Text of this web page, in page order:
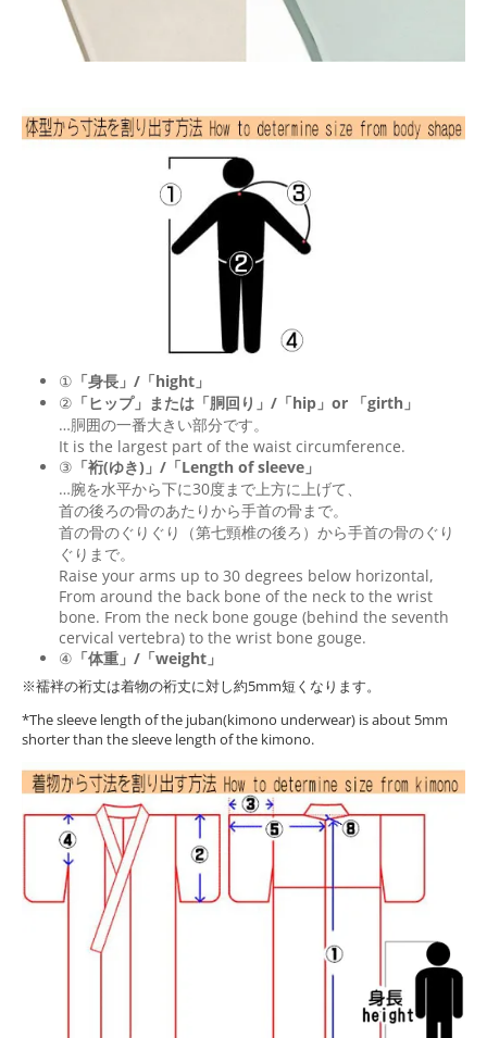
① 「身長」/「hight」
② 「ヒップ」または「胴回り」/「hip 」or 「girth 」
…胴囲の一番大きい部分です。
It is the largest part of the waist circumference.
③ 「裄(ゆき)」/「Length of sleeve」
…腕を水平から下に30度まで上方に上げて、
首の後ろの骨のあたりから手首の骨まで。
首の骨のぐりぐり（第七頸椎の後ろ）から手首の骨のぐり
ぐりまで。
Raise your arms up to 30 degrees below horizontal,
From around the back bone of the neck to the wrist
bone. From the neck bone gouge (behind the seventh
cervical vertebra) to the wrist bone gouge.
④ 「体重」/「weight」
※襦袢の裄丈は着物の裄丈に対し約5mm短くなります。
*The sleeve length of the juban(kimono underwear) is about 5mm
shorter than the sleeve length of the kimono.